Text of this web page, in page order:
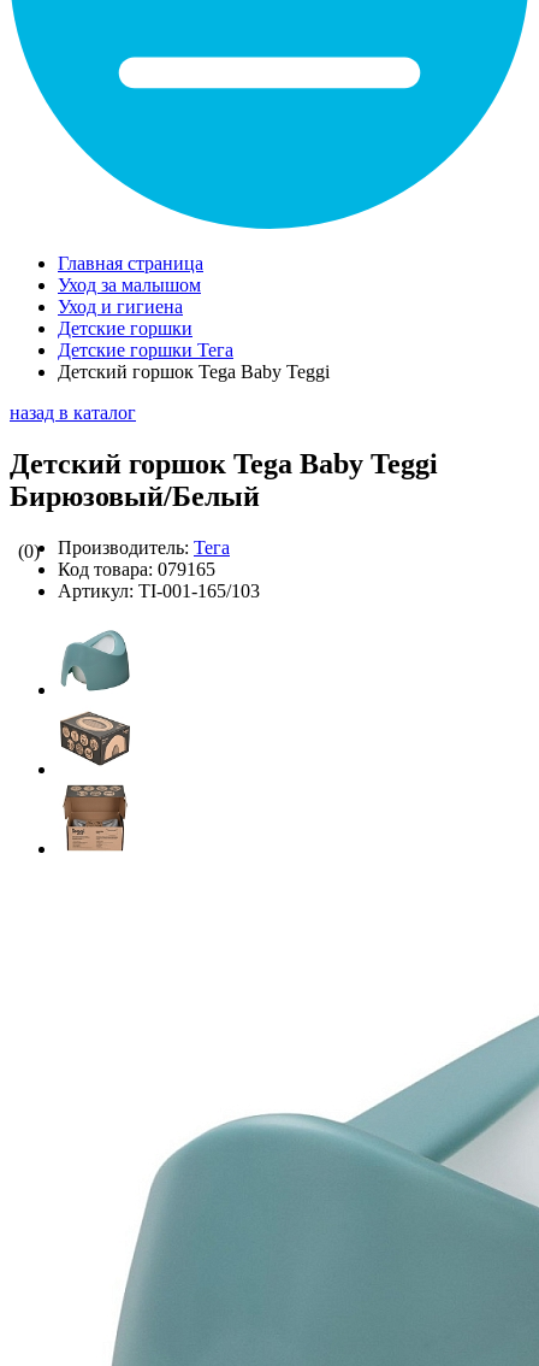
Главная страница
Уход за малышом
Уход и гигиена
Детские горшки
Детские горшки Тега
Детский горшок Tega Baby Teggi
назад в каталог
Детский горшок Tega Baby Teggi
Бирюзовый/Белый
(0) Производитель: Тега
Код товара: 079165
Артикул: TI-001-165/103